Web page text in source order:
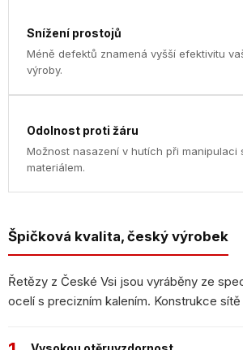
Snížení prostojů
Méně defektů znamená vyšší efektivitu
výroby.
Odolnost proti žáru
Možnost nasazení v hutích při manipulaci
materiálem.
Špičková kvalita, český výrobek
Řetězy z České Vsi jsou vyráběny ze
ocelí s precizním kalením. Konstrukce